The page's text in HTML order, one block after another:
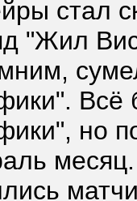
стал
"Жил
Всё
но